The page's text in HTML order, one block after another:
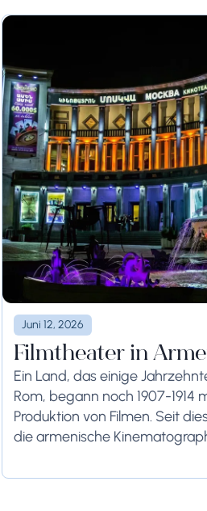
Juni 12, 2026
Filmtheater in
Ein Land, das einige
Rom, begann noch 1907-1914
Produktion von Filmen. Seit
die armenische
und Filme produziert, die für
bestimmt sind. Die...